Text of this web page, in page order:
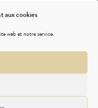
aux cookies
web et notre service.